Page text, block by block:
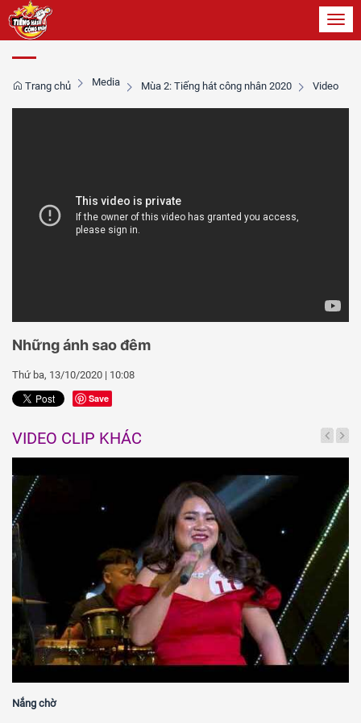
Trang chủ Media Mùa 2: Tiếng hát công nhân 2020 Video
Những ánh sao đêm
Thứ ba, 13/10/2020 | 10:08
Save
VIDEO CLIP KHÁC
Nắng chờ